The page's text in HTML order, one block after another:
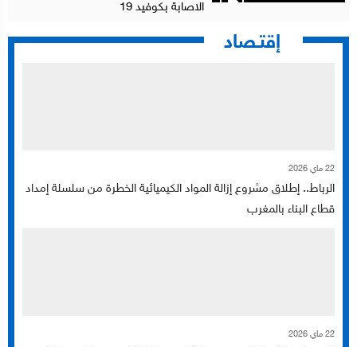
الاصابة بكوفيد 19
إقتـصاد
22 ماي 2026
الرباط.. إطلاق مشروع إزالة المواد الكيميائية الخطرة من سلسلة إمداد
قطاع البناء بالمغرب
22 ماي 2026